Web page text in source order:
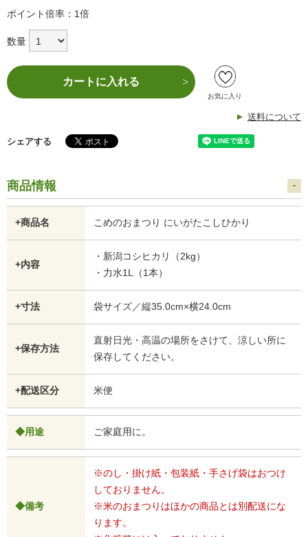
ポイント倍率：1倍
数量
カートに入れる
お気に入り
送料について
シェアする
商品情報
+商品名 こめのおまつり にいがたこしひかり
+内容
・新潟コシヒカリ（2kg）
・力水1L（1本）
+寸法 袋サイズ／縦35.0cm×横24.0cm
+保存方法
直射日光・高温の場所をさけて、涼しい所に
保存してください。
+配送区分 米便
◆用途 ご家庭用に。
◆備考
※のし・掛け紙・包装紙・手さげ袋はおつけ
しておりません。
※米のおまつりはほかの商品とは別配送にな
ります。